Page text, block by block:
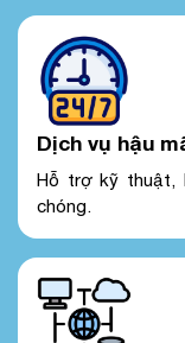
Dịch vụ hậu
Hỗ trợ kỹ thuật,
chóng.